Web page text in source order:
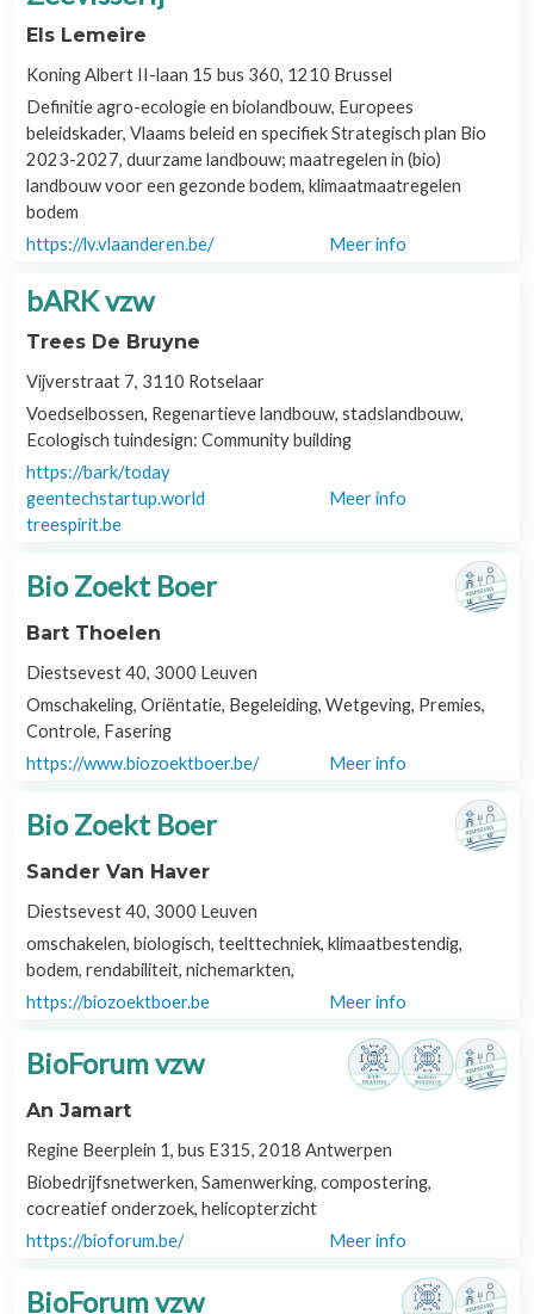
Els Lemeire
Koning Albert II-laan 15 bus 360, 1210 Brussel
Definitie agro-ecologie en biolandbouw, Europees
beleidskader, Vlaams beleid en specifiek Strategisch plan Bio
2023-2027, duurzame landbouw; maatregelen in (bio)
landbouw voor een gezonde bodem, klimaatmaatregelen
bodem
https://lv.vlaanderen.be/
Meer info
bARK vzw
Trees De Bruyne
Vijverstraat 7, 3110 Rotselaar
Voedselbossen, Regenartieve landbouw, stadslandbouw,
Ecologisch tuindesign: Community building
https://bark/today
geentechstartup.world
treespirit.be
Meer info
Bio Zoekt Boer
Bart Thoelen
Diestsevest 40, 3000 Leuven
Omschakeling, Oriëntatie, Begeleiding, Wetgeving, Premies,
Controle, Fasering
https://www.biozoektboer.be/
Meer info
Bio Zoekt Boer
Sander Van Haver
Diestsevest 40, 3000 Leuven
omschakelen, biologisch, teelttechniek, klimaatbestendig,
bodem, rendabiliteit, nichemarkten,
https://biozoektboer.be
Meer info
BioForum vzw
An Jamart
Regine Beerplein 1, bus E315, 2018 Antwerpen
Biobedrijfsnetwerken, Samenwerking, compostering,
cocreatief onderzoek, helicopterzicht
https://bioforum.be/
Meer info
BioForum vzw